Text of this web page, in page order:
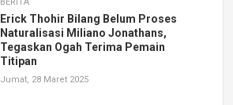
Erick Thohir Bilang Belum Proses
Naturalisasi Miliano Jonathans,
Tegaskan Ogah Terima Pemain
Titipan
Jumat, 28 Maret 2025